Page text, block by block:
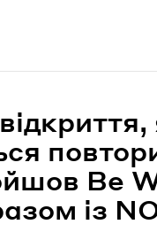
Be
із